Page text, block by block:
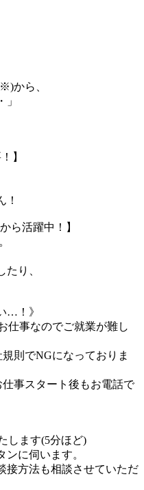
から、
】
！
ら活躍中！】
り、
…！》
仕事なのでご就業が難し
則でNGになっておりま
事スタート後もお電話で
します(5分ほど)
に伺います。
方法も相談させていただ